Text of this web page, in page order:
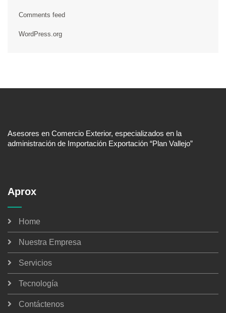
Comments feed
WordPress.org
Asesores en Comercio Exterior, especializados en la
administración de Importación Exportación “Plan Vallejo”
Aprox
Home
Nuestra Empresa
Servicios
Tecnología
Contáctenos